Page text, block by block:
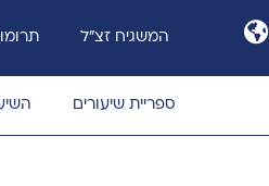
המשגיח זצ״ל
ספריית שיעורים